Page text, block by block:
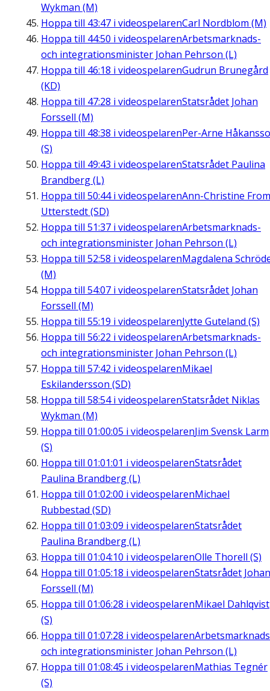
Wykman (M)
Hoppa till 43:47 i videospelarenCarl Nordblom (M)
Hoppa till 44:50 i videospelarenArbetsmarknads-
och integrationsminister Johan Pehrson (L)
Hoppa till 46:18 i videospelarenGudrun Brunegård
(KD)
Hoppa till 47:28 i videospelarenStatsrådet Johan
Forssell (M)
Hoppa till 48:38 i videospelarenPer-Arne
(S)
Hoppa till 49:43 i videospelarenStatsrådet Paulina
Brandberg (L)
Hoppa till 50:44i videospelarenAnn-Christine From
Utterstedt (SD)
Hoppa till 51:37 i videospelarenArbetsmarknads-
och integrationsminister Johan Pehrson (L)
Hoppa till 52:58 i videospelarenMagdalena
(M)
Hoppa till 54:07 i videospelarenStatsrådet Johan
Forssell (M)
Hoppa till 55:19 i videospelarenJytte Guteland (S)
Hoppa till 56:22 i videospelarenArbetsmarknads-
och integrationsminister Johan Pehrson (L)
Hoppa till 57:42 i videospelarenMikael
Eskilandersson (SD)
Hoppa till 58:54i videospelarenStatsrådet Niklas
Wykman (M)
Hoppa till 01:00:05 i videospelarenJim Svensk Larm
(S)
Hoppa till 01:01:01 i videospelarenStatsrådet
Paulina Brandberg (L)
Hoppa till 01:02:00 i videospelarenMichael
Rubbestad (SD)
Hoppa till 01:03:09 i videospelarenStatsrådet
Paulina Brandberg (L)
Hoppa till 01:04:10 i videospelarenOlle Thorell (S)
Hoppa till 01:05:18 i videospelarenStatsrådet Johan
Forssell (M)
Hoppa till 01:06:28 i videospelarenMikael Dahlqvist
(S)
Hoppa till 01:07:28 i videospelaren
och integrationsminister Johan Pehrson (L)
Hoppa till 01:08:45 i videospelarenMathias Tegnér
(S)